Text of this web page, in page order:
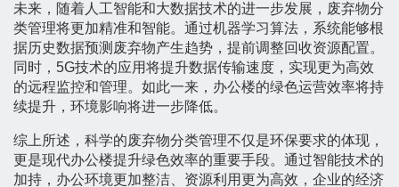
未来，随着人工智能和大数据技术的进一步发展，废弃物分
类管理将更加精准和智能。通过机器学习算法，系统能够根
据历史数据预测废弃物产生趋势，提前调整回收资源配置。
同时，5G技术的应用将提升数据传输速度，实现更为高效
的远程监控和管理。如此一来，办公楼的绿色运营效率将持
续提升，环境影响将进一步降低。
综上所述，科学的废弃物分类管理不仅是环保要求的体现，
更是现代办公楼提升绿色效率的重要手段。通过智能技术的
加持，办公环境更加整洁、资源利用更为高效，企业的经济